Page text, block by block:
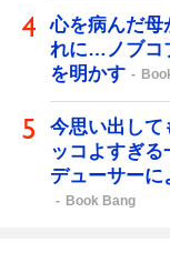
心を病んだ母
れに…ノブコ
を明かす
今思い出し
ッコよすぎ
デューサー
Book Bang